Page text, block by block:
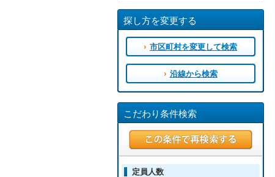
探し方を変更する
市区町村を変更して検索
沿線から検索
こだわり条件検索
定員人数